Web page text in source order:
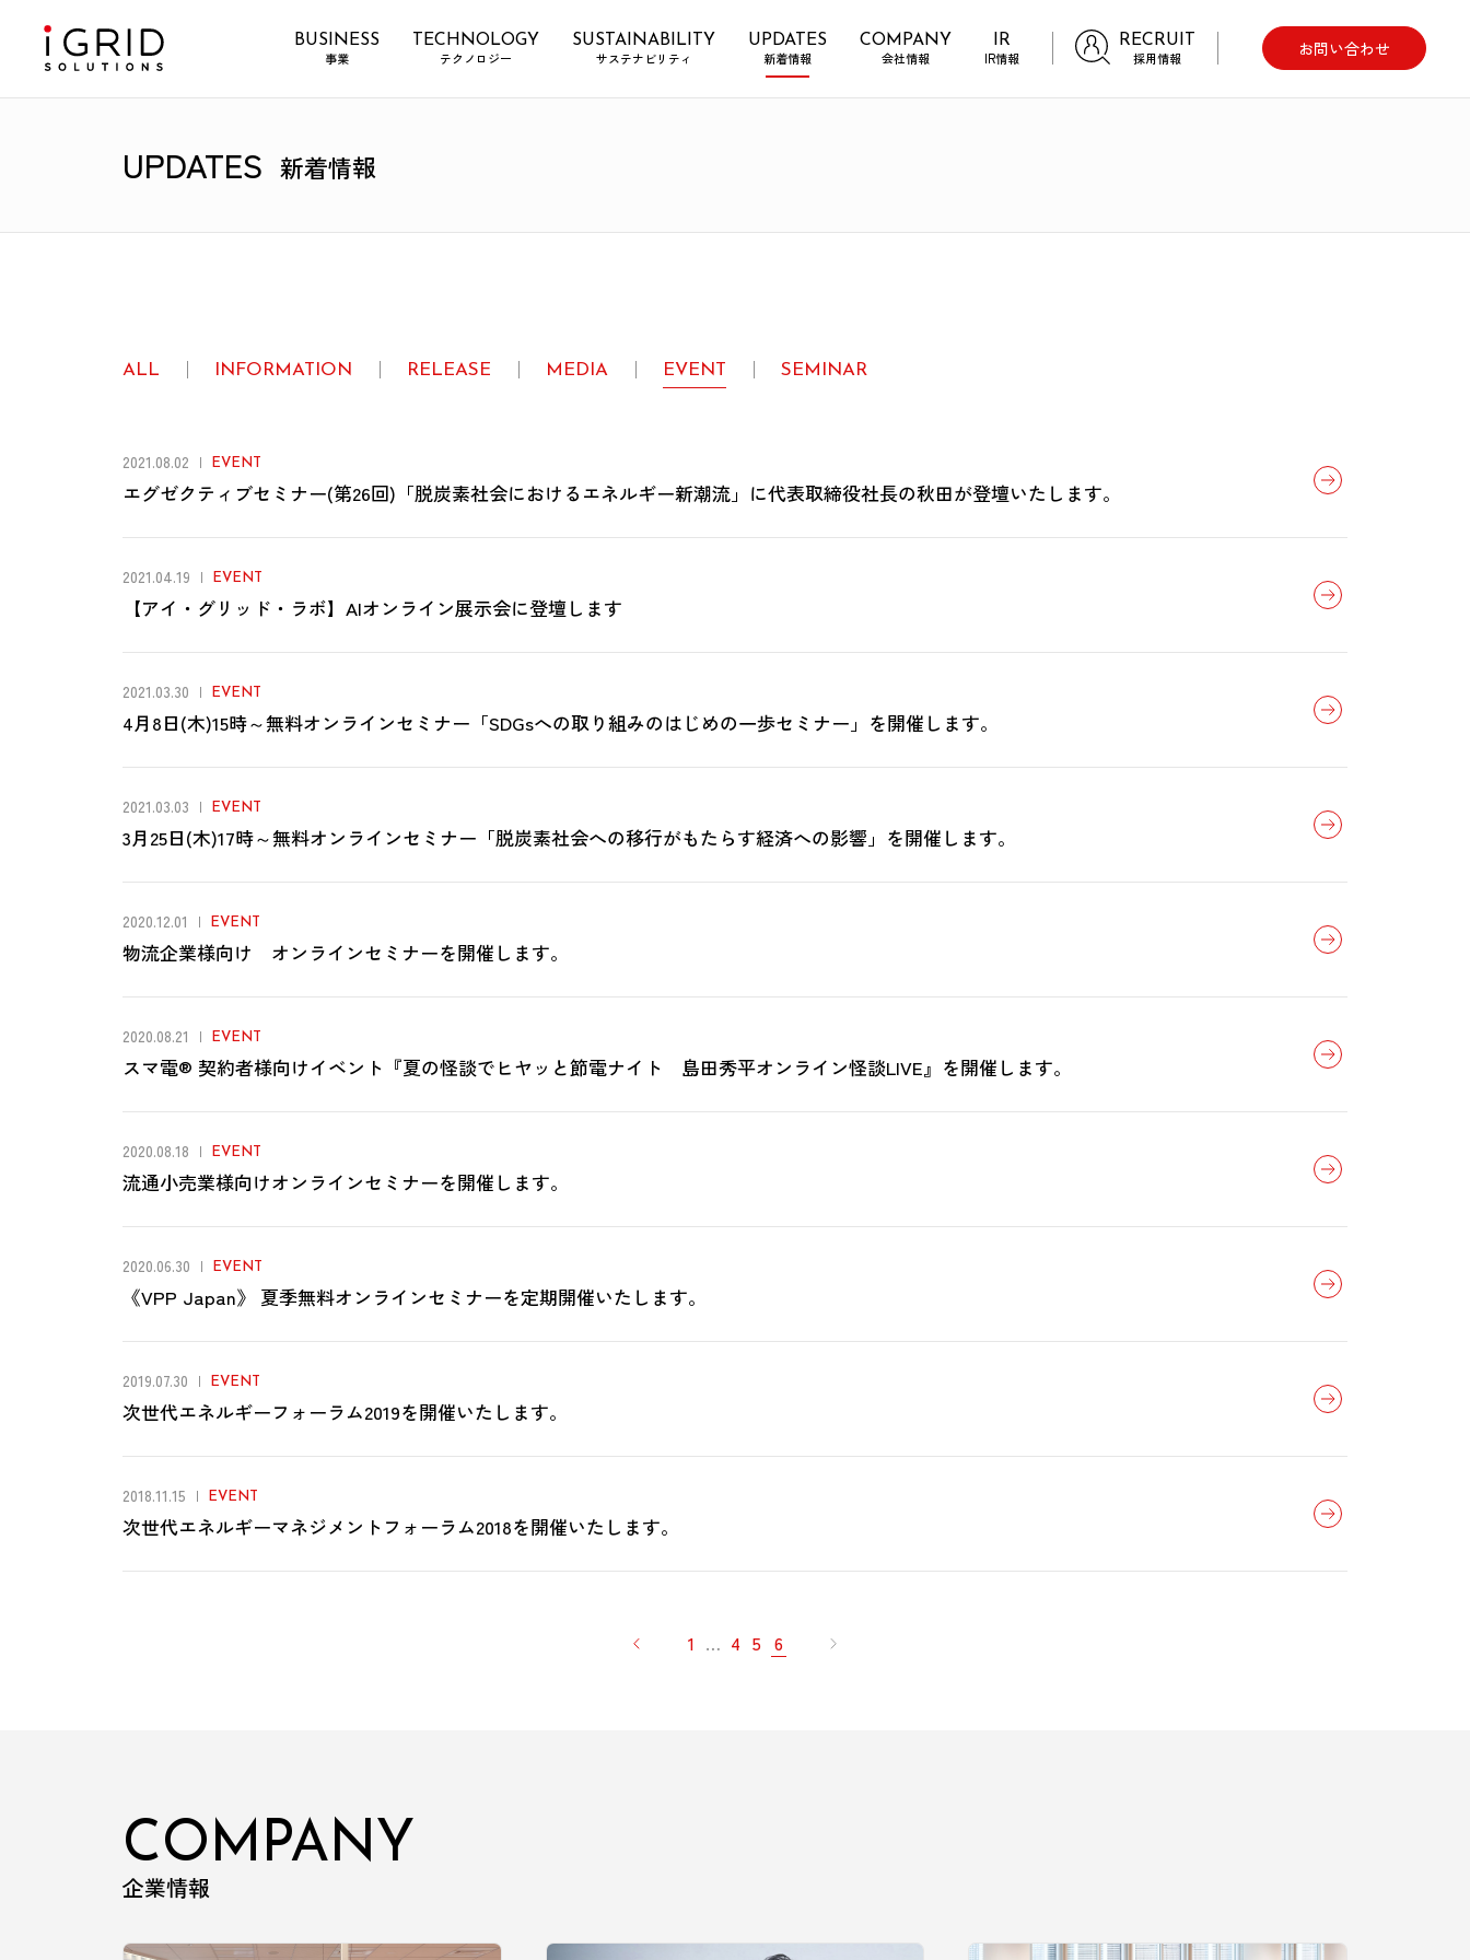
BUSINESS
事業
TECHNOLOGY
テクノロジー
SUSTAINABILITY
サステナビリティ
UPDATES
新着情報
COMPANY
会社情報
IR
IR情報
RECRUIT
採用情報
お問い合わせ
UPDATES 新着情報
ALL INFORMATION RELEASE MEDIA EVENT SEMINAR
2021.08.02 EVENT
エグゼクティブセミナー(第26回)「脱炭素社会におけるエネルギー新潮流」に代表取締役社長の秋田が登壇いたします。
2021.04.19 EVENT
【アイ・グリッド・ラボ】AIオンライン展示会に登壇します
2021.03.30 EVENT
4月8日(木)15時～無料オンラインセミナー「SDGsへの取り組みのはじめの一歩セミナー」を開催します。
2021.03.03 EVENT
3月25日(木)17時～無料オンラインセミナー「脱炭素社会への移行がもたらす経済への影響」を開催します。
2020.12.01 EVENT
物流企業様向け オンラインセミナーを開催します。
2020.08.21 EVENT
スマ電®︎ 契約者様向けイベント『夏の怪談でヒヤッと節電ナイト 島田秀平オンライン怪談LIVE』を開催します。
2020.08.18 EVENT
流通小売業様向けオンラインセミナーを開催します。
2020.06.30 EVENT
《VPP Japan》 夏季無料オンラインセミナーを定期開催いたします。
2019.07.30 EVENT
次世代エネルギーフォーラム2019を開催いたします。
2018.11.15 EVENT
次世代エネルギーマネジメントフォーラム2018を開催いたします。
1 … 4 5 6
COMPANY
企業情報